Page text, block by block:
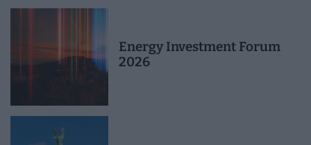
Energy Investment Forum
2026